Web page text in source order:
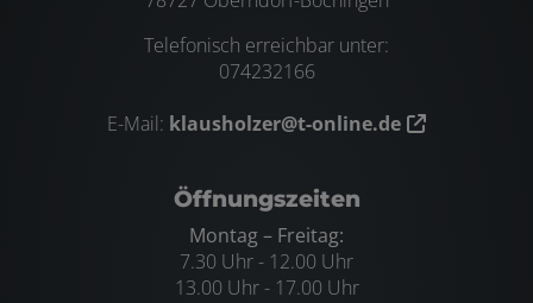
Telefonisch erreichbar unter:
074232166
E-Mail: klausholzer@t-online.de
Öffnungszeiten
Montag – Freitag:
7.30 Uhr - 12.00 Uhr
13.00 Uhr - 17.00 Uhr